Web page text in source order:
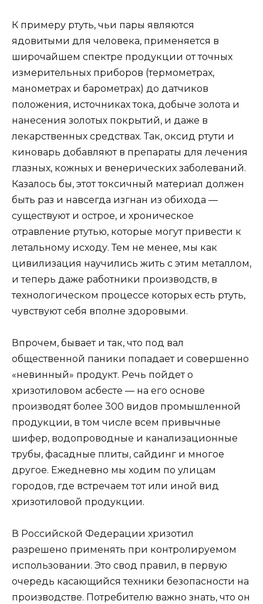
К примеру ртуть, чьи пары являются
ядовитыми для человека, применяется в
широчайшем спектре продукции от точных
измерительных приборов (термометрах,
манометрах и барометрах) до датчиков
положения, источниках тока, добыче золота и
нанесения золотых покрытий, и даже в
лекарственных средствах. Так, оксид ртути и
киноварь добавляют в препараты для лечения
глазных, кожных и венерических заболеваний.
Казалось бы, этот токсичный материал должен
быть раз и навсегда изгнан из обихода —
существуют и острое, и хроническое
отравление ртутью, которые могут привести к
летальному исходу. Тем не менее, мы как
цивилизация научились жить с этим металлом,
и теперь даже работники производств, в
технологическом процессе которых есть ртуть,
чувствуют себя вполне здоровыми.
Впрочем, бывает и так, что под вал
общественной паники попадает и совершенно
«невинный» продукт. Речь пойдет о
хризотиловом асбесте — на его основе
производят более 300 видов промышленной
продукции, в том числе всем привычные
шифер, водопроводные и канализационные
трубы, фасадные плиты, сайдинг и многое
другое. Ежедневно мы ходим по улицам
городов, где встречаем тот или иной вид
хризотиловой продукции.
В Российской Федерации хризотил
разрешено применять при контролируемом
использовании. Это свод правил, в первую
очередь касающийся техники безопасности на
производстве. Потребителю важно знать, что он